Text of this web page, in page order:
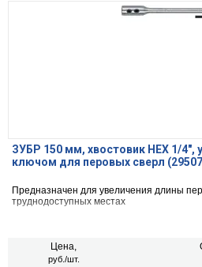
ЗУБР 150 мм, хвостовик HEX 1/
ключом для перовых сверл
Предназначен для увеличения длины
труднодоступных местах
Цена,
руб./шт.